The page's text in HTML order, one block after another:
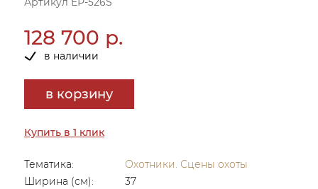
128 700 р.
в наличии
в корзину
Купить в 1 клик
Тематика:
Охотники. Сцены охоты
Ширина (см):
37